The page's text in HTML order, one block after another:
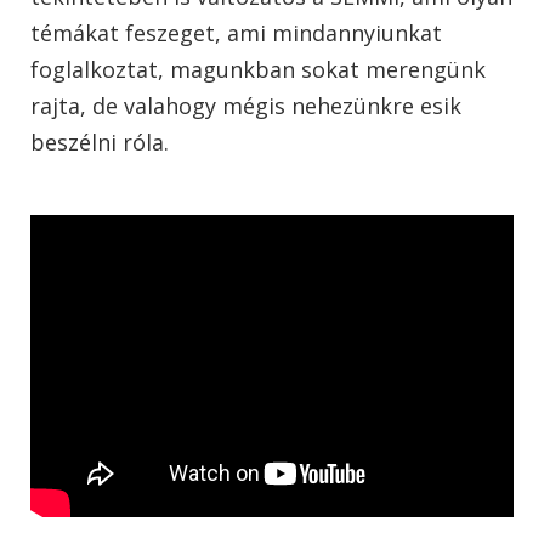
témákat feszeget, ami mindannyiunkat
foglalkoztat, magunkban sokat merengünk
rajta, de valahogy mégis nehezünkre esik
beszélni róla.